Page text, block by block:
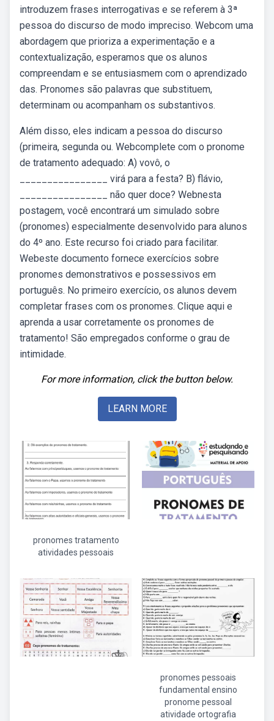
introduzem frases interrogativas e se referem à 3ª
pessoa do discurso de modo impreciso. Webcom uma
abordagem que prioriza a experimentação e a
contextualização, esperamos que os alunos
compreendam e se entusiasmem com o aprendizado
das. Pronomes são palavras que substituem,
determinam ou acompanham os substantivos.
Além disso, eles indicam a pessoa do discurso
(primeira, segunda ou. Webcomplete com o pronome
de tratamento adequado: A) vovô, o
________________ virá para a festa? B) flávio,
________________ não quer doce? Webnesta
postagem, você encontrará um simulado sobre
(pronomes) especialmente desenvolvido para alunos
do 4º ano. Este recurso foi criado para facilitar.
Webeste documento fornece exercícios sobre
pronomes demonstrativos e possessivos em
português. No primeiro exercício, os alunos devem
completar frases com os pronomes. Clique aqui e
aprenda a usar corretamente os pronomes de
tratamento! São empregados conforme o grau de
intimidade.
For more information, click the button below.
LEARN MORE
pronomes tratamento
atividades pessoais
pronomes pessoais
fundamental ensino
pronome pessoal
atividade ortografia